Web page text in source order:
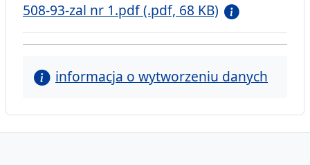
508-93-zal nr 1.pdf (.pdf, 68 KB)
informacja o wytworzeniu danych